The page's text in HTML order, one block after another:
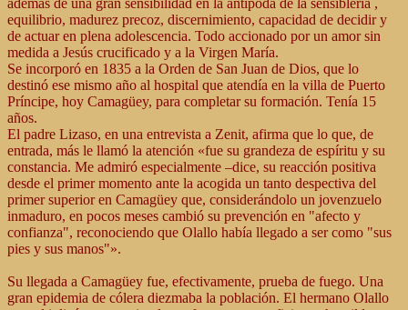
además de una gran sensibilidad en la antípoda de la sensiblería ,
equilibrio, madurez precoz, discernimiento, capacidad de decidir y
de actuar en plena adolescencia. Todo accionado por un amor sin
medida a Jesús crucificado y a la Virgen María.
Se incorporó en 1835 a la Orden de San Juan de Dios, que lo
destinó ese mismo año al hospital que atendía en la villa de Puerto
Príncipe, hoy Camagüey, para completar su formación. Tenía 15
años.
El padre Lizaso, en una entrevista a Zenit, afirma que lo que, de
entrada, más le llamó la atención «fue su grandeza de espíritu y su
constancia. Me admiró especialmente –dice, su reacción positiva
desde el primer momento ante la acogida un tanto despectiva del
primer superior en Camagüey que, considerándolo un jovenzuelo
inmaduro, en pocos meses cambió su prevención en "afecto y
confianza", reconociendo que Olallo había llegado a ser como "sus
pies y sus manos"».
Su llegada a Camagüey fue, efectivamente, prueba de fuego. Una
gran epidemia de cólera diezmaba la población. El hermano Olallo